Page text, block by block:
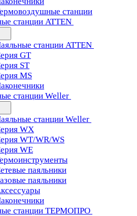
станции
станции ATTEN
станции ATTEN
GT
ST
MS
станции Weller
станции Weller
WX
WT/WR/WS
WE
паяльники
паяльники
станции ТЕРМОПРО